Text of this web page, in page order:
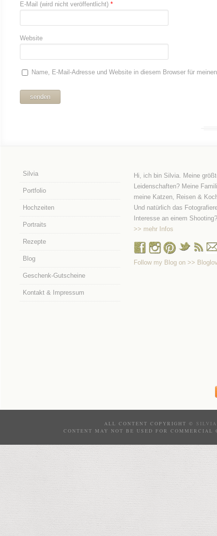
E-Mail (wird nicht veröffentlicht) *
Website
Name, E-Mail-Adresse und Website in diesem Browser für
Silvia
Portfolio
Hochzeiten
Portraits
Rezepte
Blog
Geschenk-Gutscheine
Kontakt & Impressum
Hi, ich bin Silvia. Meine
Leidenschaften? Meine
meine Katzen, Reisen &
Und natürlich das
Interesse an einem Shooting?
>> mehr Infos
Follow my Blog on >>
ALL CONTENT COPYRIGHT ©
CONTENT MAY NOT BE USED FOR COMMERCIAL